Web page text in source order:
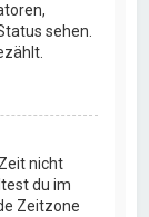
sehen.
nicht
du im
Zeitzone